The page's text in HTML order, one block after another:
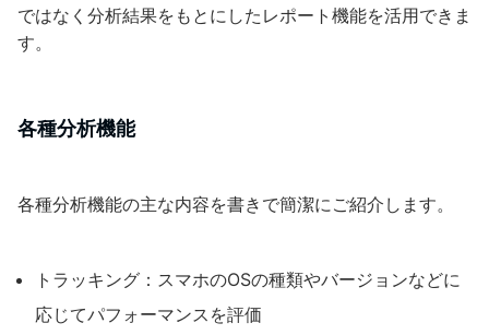
ではなく分析結果をもとにしたレポート機能を活用できま
す。
各種分析機能
各種分析機能の主な内容を書きで簡潔にご紹介します。
トラッキング：スマホのOSの種類やバージョンなどに
応じてパフォーマンスを評価